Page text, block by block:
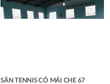
SÂN TENNIS CÓ MÁI CHE 67